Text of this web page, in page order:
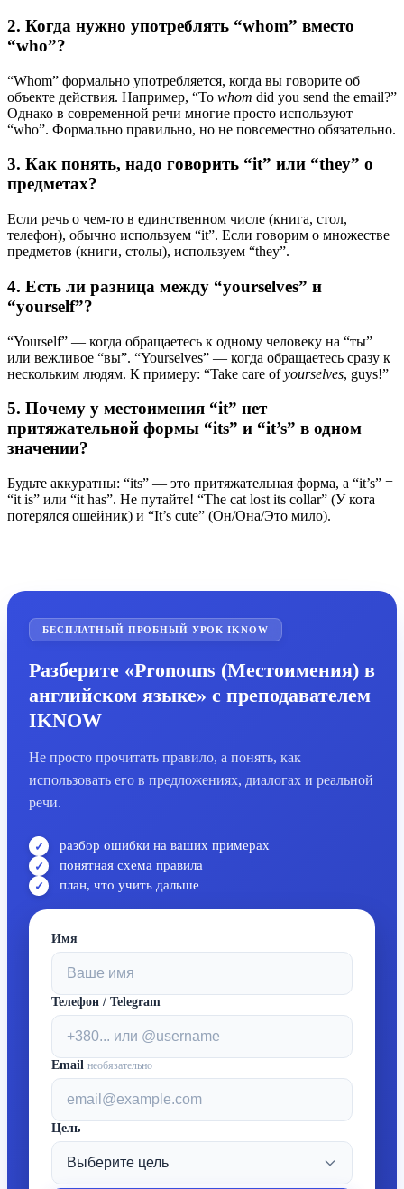
2. Когда нужно употреблять “whom” вместо
“who”?
“Whom” формально употребляется, когда вы говорите об
объекте действия. Например, “To whom did you send the email?”
Однако в современной речи многие просто используют
“who”. Формально правильно, но не повсеместно обязательно.
3. Как понять, надо говорить “it” или “they” о
предметах?
Если речь о чем-то в единственном числе (книга, стол,
телефон), обычно используем “it”. Если говорим о множестве
предметов (книги, столы), используем “they”.
4. Есть ли разница между “yourselves” и
“yourself”?
“Yourself” — когда обращаетесь к одному человеку на “ты”
или вежливое “вы”. “Yourselves” — когда обращаетесь сразу к
нескольким людям. К примеру: “Take care ofyourselves, guys!”
5. Почему у местоимения “it” нет
притяжательной формы “its” и “it’s” в одном
значении?
Будьте аккуратны: “its” — это притяжательная форма, а “it’s” =
“it is” или “it has”. Не путайте! “The cat lost its collar” (У кота
потерялся ошейник) и “It’s cute” (Он/Она/Это мило).
БЕСПЛАТНЫЙ ПРОБНЫЙ УРОК IKNOW
Разберите «Pronouns (Местоимения) в
английском языке» с преподавателем
IKNOW
Не просто прочитать правило, а понять, как
использовать его в предложениях, диалогах и реальной
речи.
разбор ошибки на ваших примерах
понятная схема правила
план, что учить дальше
Имя
Телефон / Telegram
Email необязательно
Цель